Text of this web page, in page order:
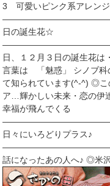
3 可愛いピンク系アレンジ
日の誕生花☆
日、１２月３日の誕生
言葉は 「魅惑」 シノブ科
て知られています(^-^) ◎こ
ア…輝かしい未来・恋の伊
幸福が飛んでくる
日々にいろどりプラス♪
話になったあの人へ♪ ◎米